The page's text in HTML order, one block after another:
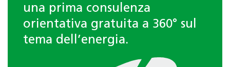
una prima consulenza
orientativa gratuita a 360° sul
tema dell’energia.